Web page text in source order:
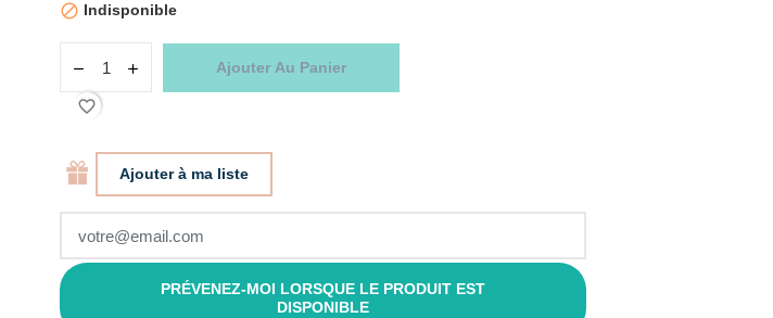
 Indisponible
Ajouter Au Panier
favorite_border
Ajouter à ma liste
PRÉVENEZ-MOI LORSQUE LE PRODUIT EST
DISPONIBLE